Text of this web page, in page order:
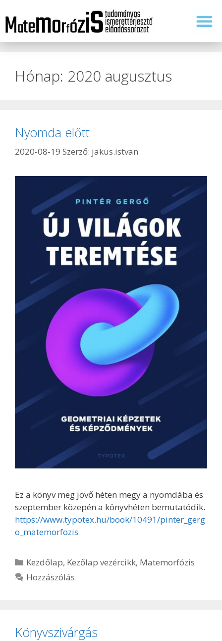
Hónap: 2020 augusztus
Nyomda előtt
2020-08-19 Szerző: jakus.istvan
Ez a könyv meg jövő héten megy a nyomdába és
szeptember közepén a könyvhéten bemutatódik.
https://www.typotex.hu/book/10491/pinter_gerg
o_matemorfozis
Kezdőlap, Kezőlap vezércikk, Matemorfózis
Hozzászólás
Könyvszivárgás